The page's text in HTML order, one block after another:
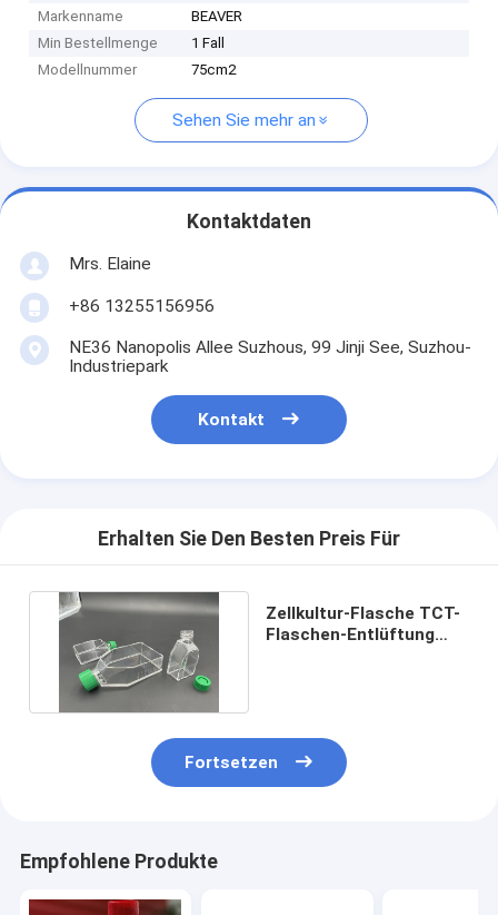
Markenname
BEAVER
Min Bestellmenge
1 Fall
Modellnummer
75cm2
Sehen Sie mehr an
Kontaktdaten
Mrs. Elaine
+86 13255156956
NE36 Nanopolis Allee Suzhous, 99 Jinji See, Suzhou-
Industriepark
Kontakt
Erhalten Sie Den Besten Preis Für
Zellkultur-Flasche TCT-
Flaschen-Entlüftung
Fortsetzen
Empfohlene Produkte